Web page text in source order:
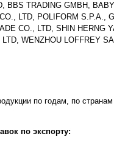
BBS TRADING GMBH,
LTD, POLIFORM S.P.A.,
CO., LTD, SHIN HERNG
WENZHOU LOFFREY
по годам, по странам
по экспорту: